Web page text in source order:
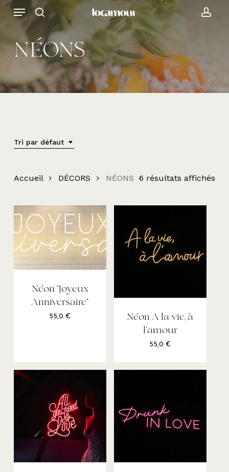
Skip
content
search
Menu
NÉONS
Tri par défaut
6 résultats affichés
Accueil DÉCORS NÉONS
Néon “Joyeux
Anniversaire”
55,0 €
Néon A la vie, à
l’amour
55,0 €